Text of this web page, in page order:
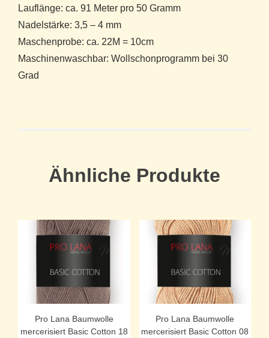
Lauflänge: ca. 91 Meter pro 50 Gramm
Nadelstärke: 3,5 – 4 mm
Maschenprobe: ca. 22M = 10cm
Maschinenwaschbar: Wollschonprogramm bei 30
Grad
Ähnliche Produkte
Pro Lana Baumwolle
mercerisiert Basic Cotton 18
Pro Lana Baumwolle
mercerisiert Basic Cotton 08